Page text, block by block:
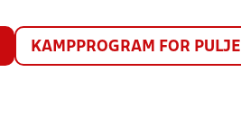
KAMPPROGRAM FOR PULJE